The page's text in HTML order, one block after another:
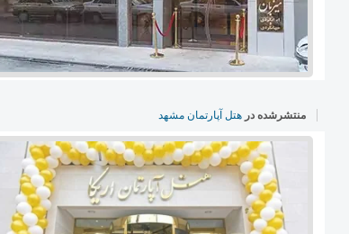
منتشرشده در هتل آپارتمان مشهد